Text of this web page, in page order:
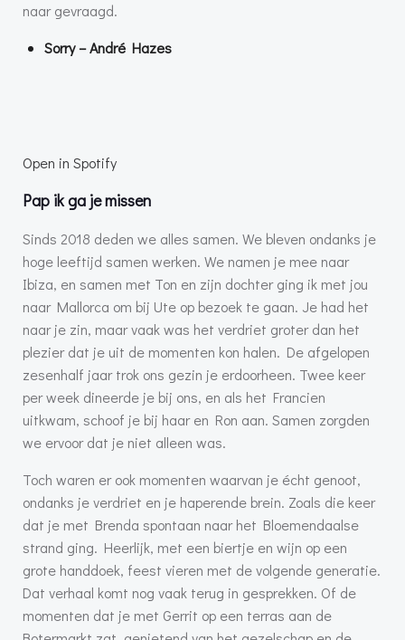
naar gevraagd.
Sorry – André Hazes
Open in Spotify
Pap ik ga je missen
Sinds 2018 deden we alles samen. We bleven ondanks je
hoge leeftijd samen werken. We namen je mee naar
Ibiza, en samen met Ton en zijn dochter ging ik met jou
naar Mallorca om bij Ute op bezoek te gaan. Je had het
naar je zin, maar vaak was het verdriet groter dan het
plezier dat je uit de momenten kon halen. De afgelopen
zesenhalf jaar trok ons gezin je erdoorheen. Twee keer
per week dineerde je bij ons, en als het Francien
uitkwam, schoof je bij haar en Ron aan. Samen zorgden
we ervoor dat je niet alleen was.
Toch waren er ook momenten waarvan je écht genoot,
ondanks je verdriet en je haperende brein. Zoals die keer
dat je met Brenda spontaan naar het Bloemendaalse
strand ging. Heerlijk, met een biertje en wijn op een
grote handdoek, feest vieren met de volgende generatie.
Dat verhaal komt nog vaak terug in gesprekken. Of de
momenten dat je met Gerrit op een terras aan de